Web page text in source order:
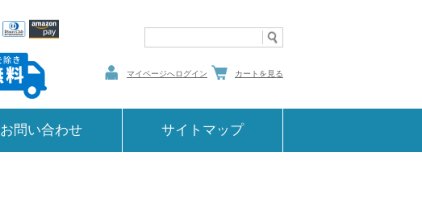
マイページへログイン カートを見る
お問い合わせ サイトマップ